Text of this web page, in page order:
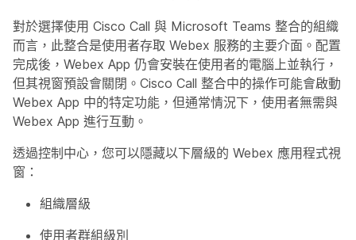
對於選擇使用 Cisco Call 與 Microsoft Teams 整合的組織
而言，此整合是使用者存取 Webex 服務的主要介面。配置
完成後，Webex App 仍會安裝在使用者的電腦上並執行，
但其視窗預設會關閉。Cisco Call 整合中的操作可能會啟動
Webex App 中的特定功能，但通常情況下，使用者無需與
Webex App 進行互動。
透過控制中心，您可以隱藏以下層級的 Webex 應用程式視
窗：
組織層級
使用者群組級別